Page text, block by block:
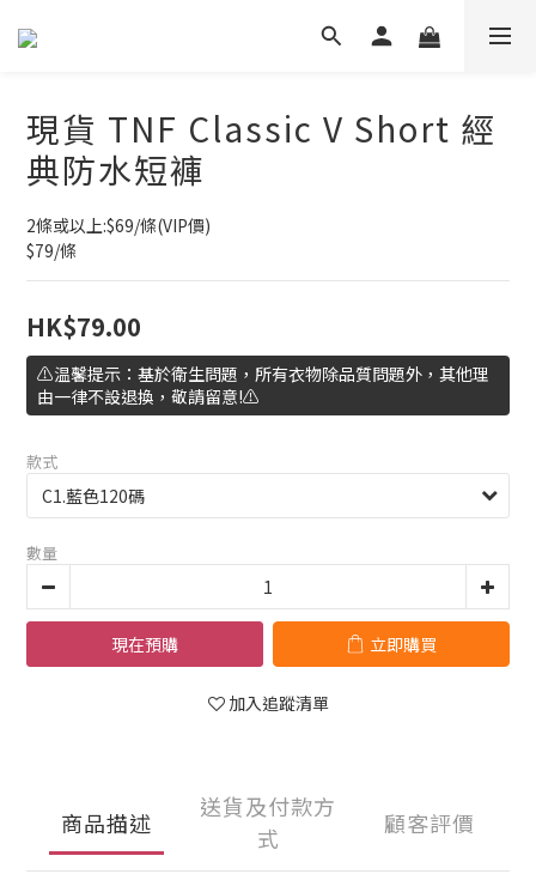
現貨 TNF Classic V Short 經
典防水短褲
2條或以上:$69/條(VIP價)
$79/條
HK$79.00
⚠️温馨提示：基於衛生問題，所有衣物除品質問題外，其他理
由一律不設退換，敬請留意!⚠️
款式
數量
現在預購 立即購買
加入追蹤清單
商品描述
送貨及付款方
式
顧客評價